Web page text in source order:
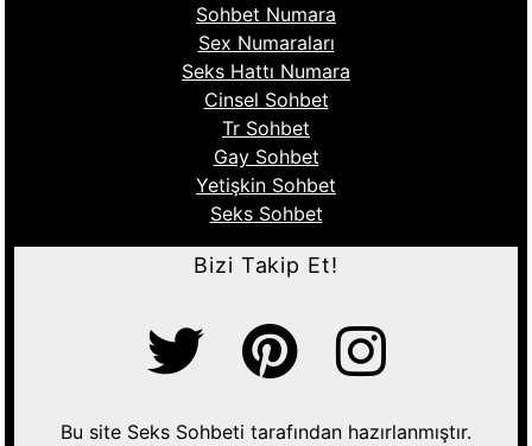
Sohbet Numara
Sex Numaraları
Seks Hattı Numara
Cinsel Sohbet
Tr Sohbet
Gay Sohbet
Yetişkin Sohbet
Seks Sohbet
Bizi Takip Et!
Bu site Seks Sohbeti tarafından hazırlanmıştır.